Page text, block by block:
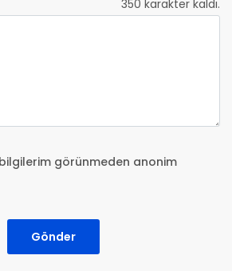
350 karakter kaldı.
görünmeden anonim
Gönder